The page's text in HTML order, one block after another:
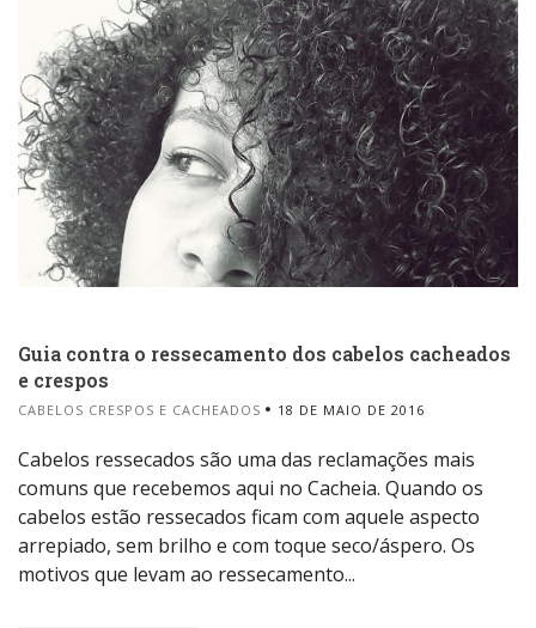
Guia contra o ressecamento dos cabelos cacheados
e crespos
CABELOS CRESPOS E CACHEADOS 18 DE MAIO DE 2016
Cabelos ressecados são uma das reclamações mais
comuns que recebemos aqui no Cacheia. Quando os
cabelos estão ressecados ficam com aquele aspecto
arrepiado, sem brilho e com toque seco/áspero. Os
motivos que levam ao ressecamento...